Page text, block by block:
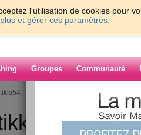
l'utilisation de cookies pour
et gérer ces paramètres.
Groupes Communauté
tikki54